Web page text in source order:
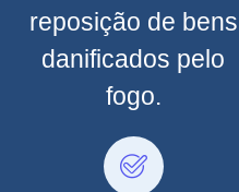
reposição de bens
danificados pelo
fogo.